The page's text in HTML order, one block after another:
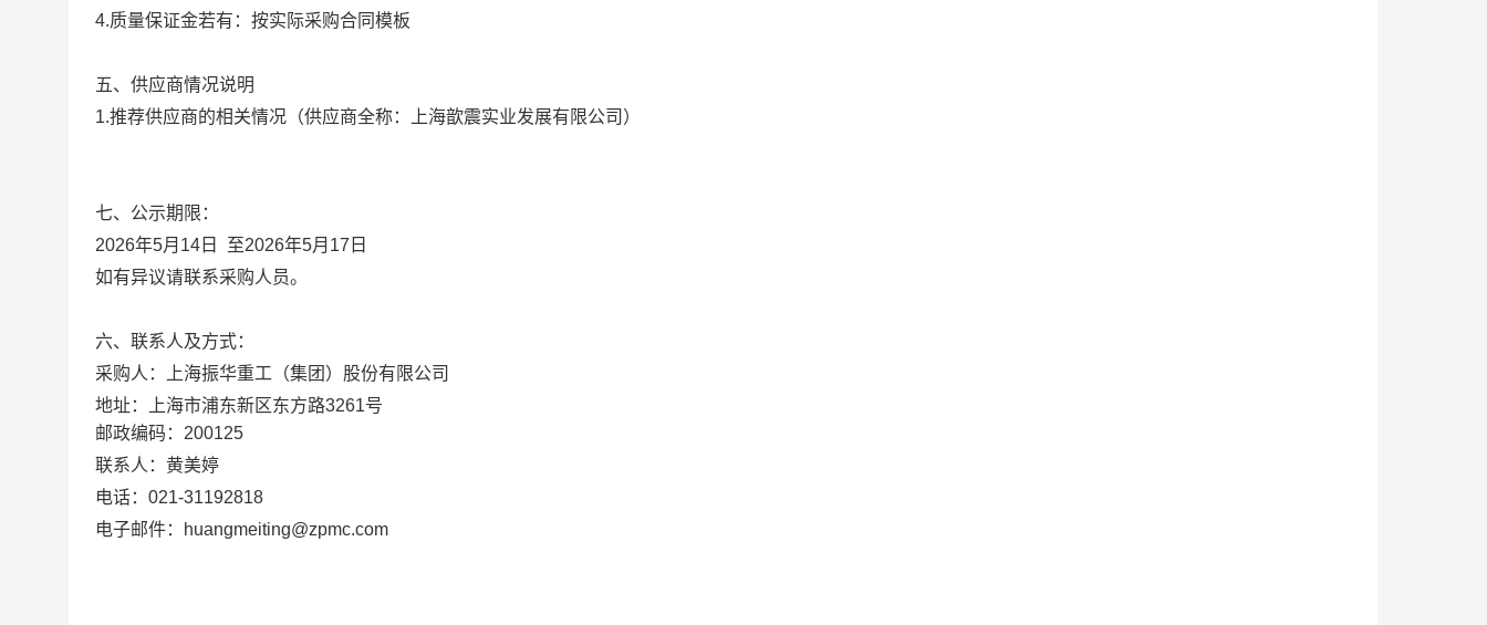
4.质量保证金若有：按实际采购合同模板
五、供应商情况说明
1.推荐供应商的相关情况（供应商全称：上海歆震实业发展有限公司）
七、公示期限：
2026年5月14日 至2026年5月17日
如有异议请联系采购人员。
六、联系人及方式：
采购人：上海振华重工（集团）股份有限公司
地址：上海市浦东新区东方路3261号
邮政编码： 200125
联系人：黄美婷
电话： 021-31192818
电子邮件：
huangmeiting@zpmc.com